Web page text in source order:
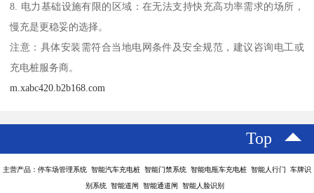
8. 电力基础设施有限的区域：在无法支持快充高功率需求的场所，
慢充是更稳妥的选择。
注意：具体安装需符合当地电网条件及安全规范，建议咨询电工或
充电桩服务商。
m.xabc420.b2b168.com
Top
主营产品：停车场管理系统 智能汽车充电桩 智能门禁系统 智能电瓶车充电桩 智能人行门 车牌识
别系统 智能道闸 智能通道闸 智能人脸识别